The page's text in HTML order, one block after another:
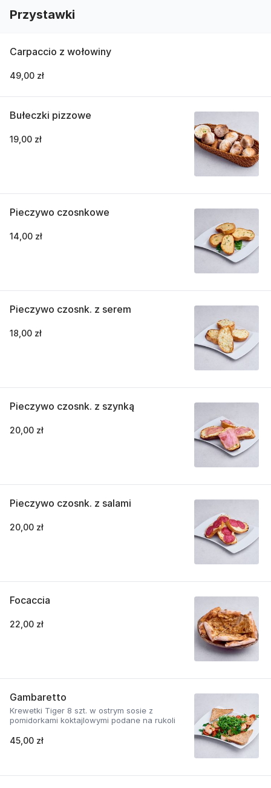
Przystawki
Carpaccio z wołowiny
49,00 zł
Bułeczki pizzowe
19,00 zł
Pieczywo czosnkowe
14,00 zł
Pieczywo czosnk. z serem
18,00 zł
Pieczywo czosnk. z szynką
20,00 zł
Pieczywo czosnk. z salami
20,00 zł
Focaccia
22,00 zł
Gambaretto
Krewetki Tiger 8 szt. w ostrym sosie z
pomidorkami koktajlowymi podane na rukoli
45,00 zł